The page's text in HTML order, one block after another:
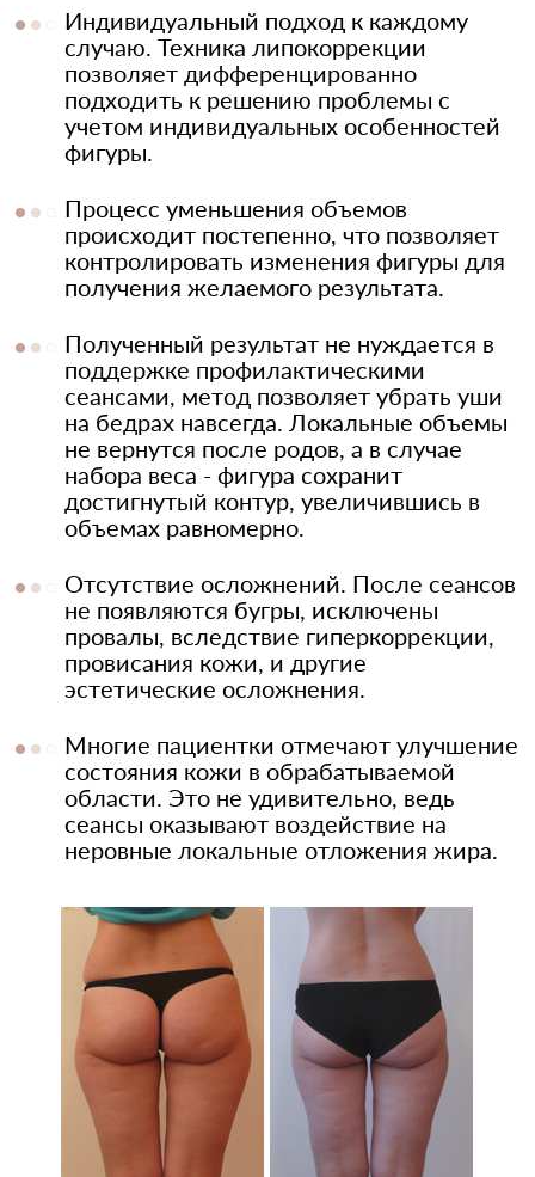
Индивидуальный подход к каждому
случаю. Техника липокоррекции
позволяет дифференцированно
подходить к решению проблемы с
учетом индивидуальных особенностей
фигуры.
Процесс уменьшения объемов
происходит постепенно, что позволяет
контролировать изменения фигуры для
получения желаемого результата.
Полученный результат не нуждается в
поддержке профилактическими
сеансами, метод позволяет убрать уши
на бедрах навсегда. Локальные объемы
не вернутся после родов, а в случае
набора веса - фигура сохранит
достигнутый контур, увеличившись в
объемах равномерно.
Отсутствие осложнений. После сеансов
не появляются бугры, исключены
провалы, вследствие гиперкоррекции,
провисания кожи, и другие
эстетические осложнения.
Многие пациентки отмечают улучшение
состояния кожи в обрабатываемой
области. Это не удивительно, ведь
сеансы оказывают воздействие на
неровные локальные отложения жира.